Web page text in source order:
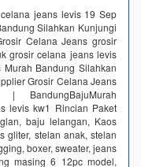
jeans levis 19 Sep
Silahkan Kunjungi
Celana Jeans grosir
grosir celana jeans levis
Bandung Silahkan
Grosir Celana Jeans
levis kw1 Rincian Paket
baju lelangan, Kaos
gliter, stelan anak, stelan
boxer, sweater, jeans
masing 6 12pc model,